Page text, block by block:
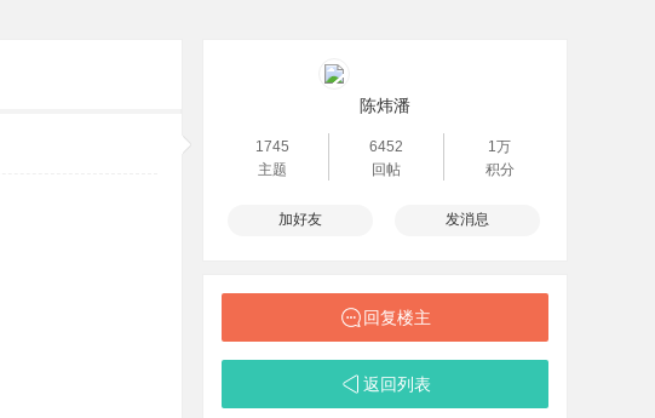
陈炜潘
1745
主题
6452
回帖
1万
积分
加好友 发消息
回复楼主
返回列表